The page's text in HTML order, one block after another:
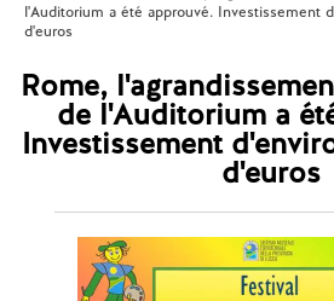
l'Auditorium a été approuvé. Investissement
d'euros
Rome,
de l'Auditorium a
Investissement
d'euros